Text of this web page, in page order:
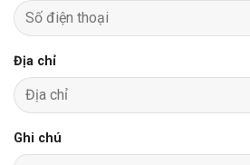
Địa chỉ
Ghi chú